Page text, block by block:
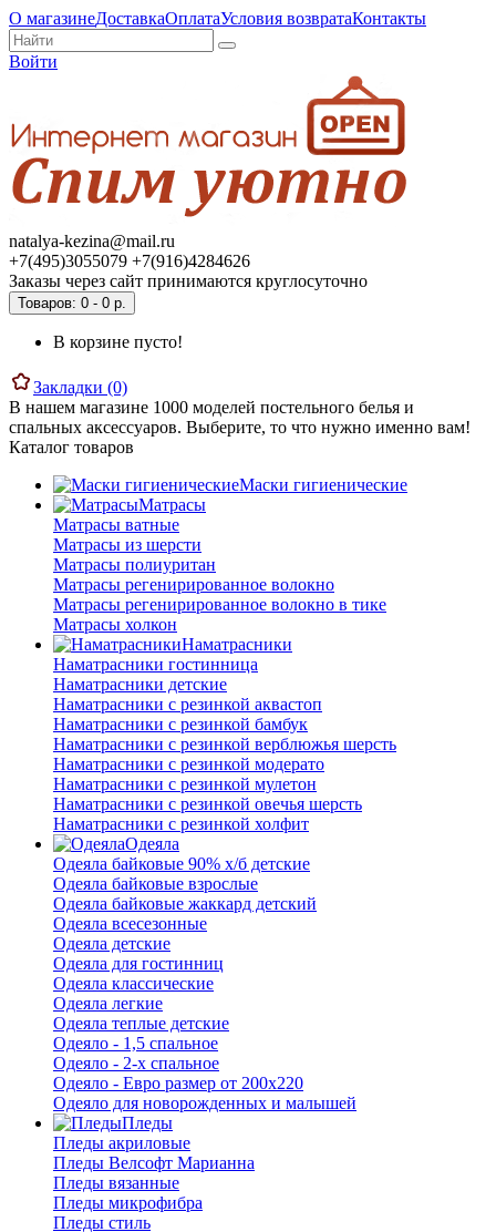
О магазинеДоставкаОплатаУсловия возвратаКонтакты
Войти
natalya-kezina@mail.ru
+7(495)3055079 +7(916)4284626
Заказы через сайт принимаются круглосуточно
Товаров: 0 - 0 р.
В корзине пусто!
Закладки (0)
В нашем магазине 1000 моделей постельного белья и
спальных аксессуаров. Выберите, то что нужно именно вам!
Каталог товаров
Маски гигиенические
Матрасы
Матрасы ватные
Матрасы из шерсти
Матрасы полиуритан
Матрасы регенирированное волокно
Матрасы регенирированное волокно в тике
Матрасы холкон
Наматрасники
Наматрасники гостинница
Наматрасники детские
Наматрасники с резинкой аквастоп
Наматрасники с резинкой бамбук
Наматрасники с резинкой верблюжья шерсть
Наматрасники с резинкой модерато
Наматрасники с резинкой мулетон
Наматрасники с резинкой овечья шерсть
Наматрасники с резинкой холфит
Одеяла
Одеяла байковые 90% х/б детские
Одеяла байковые взрослые
Одеяла байковые жаккард детский
Одеяла всесезонные
Одеяла детские
Одеяла для гостинниц
Одеяла классические
Одеяла легкие
Одеяла теплые детские
Одеяло - 1,5 спальное
Одеяло - 2-х спальное
Одеяло - Евро размер от 200х220
Одеяло для новорожденных и малышей
Пледы
Пледы акриловые
Пледы Велсофт Марианна
Пледы вязанные
Пледы микрофибра
Пледы стиль